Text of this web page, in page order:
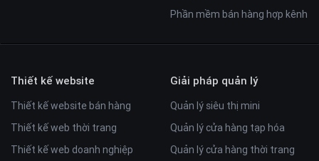
Phần mềm bán hàng hợp kênh
Thiết kế website
Thiết kế website bán hàng
Thiết kế web thời trang
Thiết kế web doanh nghiệp
Giải pháp quản lý
Quản lý siêu thị mini
Quản lý cửa hàng tạp hóa
Quản lý cửa hàng thời trang